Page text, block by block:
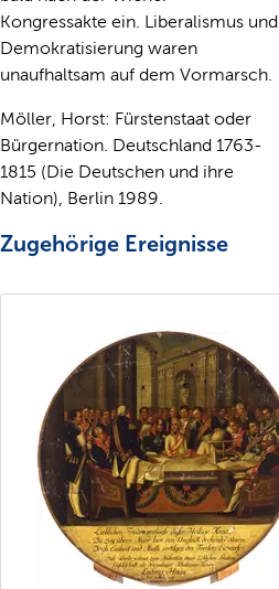
Kongressakte ein. Liberalismus und
Demokratisierung waren
unaufhaltsam auf dem Vormarsch.
Möller, Horst: Fürstenstaat oder
Bürgernation. Deutschland 1763-
1815 (Die Deutschen und ihre
Nation), Berlin 1989.
Zugehörige Ereignisse